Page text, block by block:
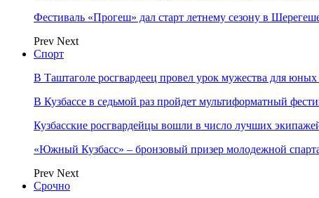
Фестиваль «Прогеш» дал старт летнему сезону в
Prev Next
Спорт
В Таштаголе росгвардеец провел урок мужества для юных
В Кузбассе в седьмой раз пройдет мультиформатный
Кузбасские росгвардейцы вошли в число лучших
«Южный Кузбасс» – бронзовый призер молодежной
Prev Next
Срочно